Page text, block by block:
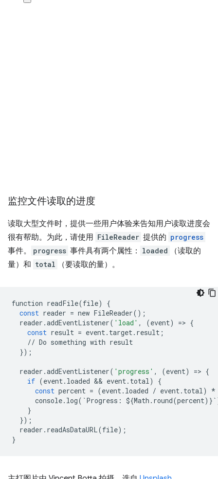
监控文件读取的进度
读取大型文件时，提供一些用户体验来告知用户读取进度会
很有帮助。为此，请使用 FileReader 提供的 progress
事件。 progress 事件具有两个属性： loaded
（读取的
量）和 total （要读取的量）。
function readFile(file)
{
const reader = new FileReader();
reader .addEventListener( 'load' , (event) => {
const result = event. target. result ;
// Do something with result
});
reader .addEventListener( 'progress' , (event) => {
if (event. loaded && event. total)
{
const percent = (event. loaded / event. total)
*
console. log( `Progress : ${Math . round(percent)} `
}
});
reader . readAsDataURL(file);
}